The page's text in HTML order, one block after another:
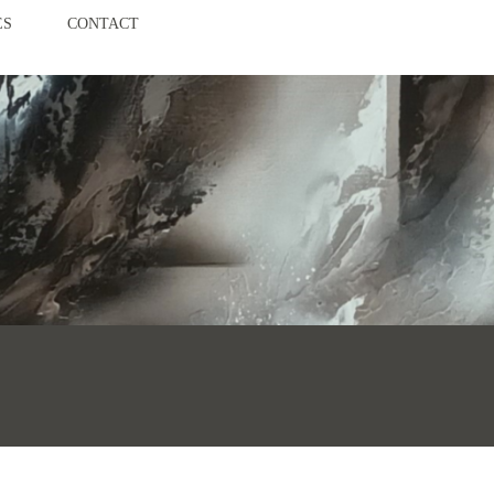
CONTACT